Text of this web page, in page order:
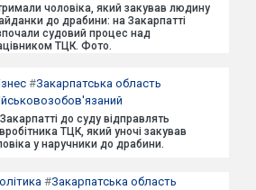
чоловіка, який закував людину
до драбини: на Закарпатті
судовий процес над
ТЦК. Фото.
#Закарпатська область
до суду відправлять
ТЦК, який уночі закував
у наручники до драбини.
#Закарпатська область